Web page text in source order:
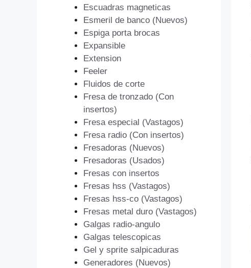
Escuadras magneticas
Esmeril de banco (Nuevos)
Espiga porta brocas
Expansible
Extension
Feeler
Fluidos de corte
Fresa de tronzado (Con
insertos)
Fresa especial (Vastagos)
Fresa radio (Con insertos)
Fresadoras (Nuevos)
Fresadoras (Usados)
Fresas con insertos
Fresas hss (Vastagos)
Fresas hss-co (Vastagos)
Fresas metal duro (Vastagos)
Galgas radio-angulo
Galgas telescopicas
Gel y sprite salpicaduras
Generadores (Nuevos)